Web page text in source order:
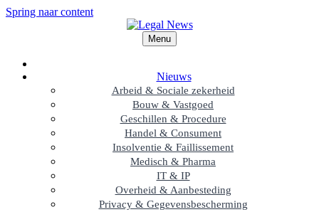
Spring naar content
Menu
Nieuws
Arbeid & Sociale zekerheid
Bouw & Vastgoed
Geschillen & Procedure
Handel & Consument
Insolventie & Faillissement
Medisch & Pharma
IT & IP
Overheid & Aanbesteding
Privacy & Gegevensbescherming